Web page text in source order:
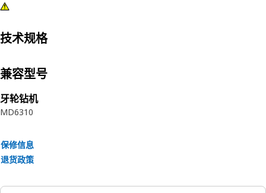
技术规格
兼容型号
牙轮钻机
MD6310
保修信息
退货政策